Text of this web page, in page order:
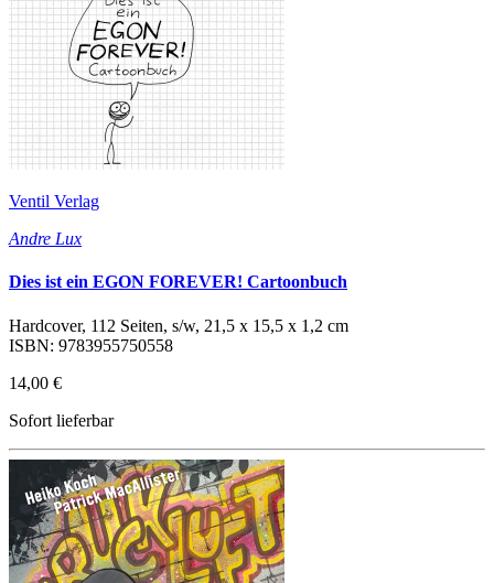
Ventil Verlag
Andre Lux
Dies ist ein EGON FOREVER! ­Cartoonbuch
Hardcover, 112 Seiten, s/w, 21,5 x 15,5 x 1,2 cm
ISBN: 9783955750558
14,00 €
Sofort lieferbar